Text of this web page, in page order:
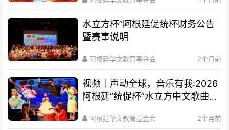
水立方杯”阿根廷促统杯财务公告
暨赛事说明
阿根廷华文教育基金会 2个月前
视频｜声动全球，音乐有我:2026
阿根廷“统促杯”水立方中文歌曲大
阿根廷华文教育基金会 2个月前